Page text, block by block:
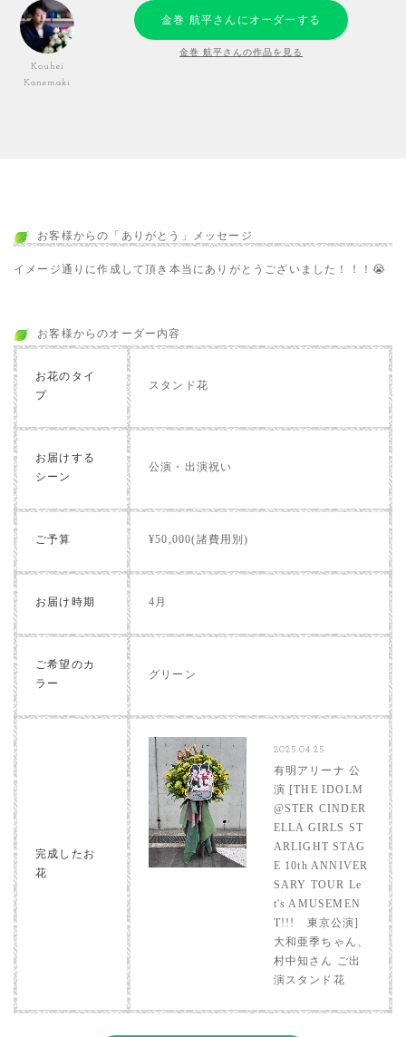
Kouhei
Kanemaki
金巻 航平さんにオーダーする
金巻 航平さんの作品を見る
お客様からの「ありがとう」メッセージ
イメージ通りに作成して頂き本当にありがとうございました！！！😭
お客様からのオーダー内容
お花のタイ
プ
スタンド花
お届けする
シーン
公演・出演祝い
ご予算 ¥50,000(諸費用別)
お届け時期 4月
ご希望のカ
ラー
グリーン
完成したお
花
2025.04.25
有明アリーナ 公
演 [THE IDOLM
@STER CINDER
ELLA GIRLS ST
ARLIGHT STAG
E 10th ANNIVER
SARY TOUR Le
t's AMUSEMEN
T!!! 東京公演]
大和亜季ちゃん、
村中知さん ご出
演スタンド花